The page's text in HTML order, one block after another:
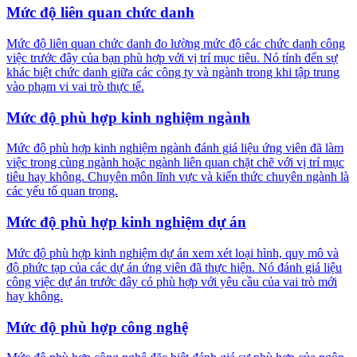
Mức độ liên quan chức danh
Mức độ liên quan chức danh đo lường mức độ các chức danh công
việc trước đây của bạn phù hợp với vị trí mục tiêu. Nó tính đến sự
khác biệt chức danh giữa các công ty và ngành trong khi tập trung
vào phạm vi vai trò thực tế.
Mức độ phù hợp kinh nghiệm ngành
Mức độ phù hợp kinh nghiệm ngành đánh giá liệu ứng viên đã làm
việc trong cùng ngành hoặc ngành liên quan chặt chẽ với vị trí mục
tiêu hay không. Chuyên môn lĩnh vực và kiến thức chuyên ngành là
các yếu tố quan trọng.
Mức độ phù hợp kinh nghiệm dự án
Mức độ phù hợp kinh nghiệm dự án xem xét loại hình, quy mô và
độ phức tạp của các dự án ứng viên đã thực hiện. Nó đánh giá liệu
công việc dự án trước đây có phù hợp với yêu cầu của vai trò mới
hay không.
Mức độ phù hợp công nghệ